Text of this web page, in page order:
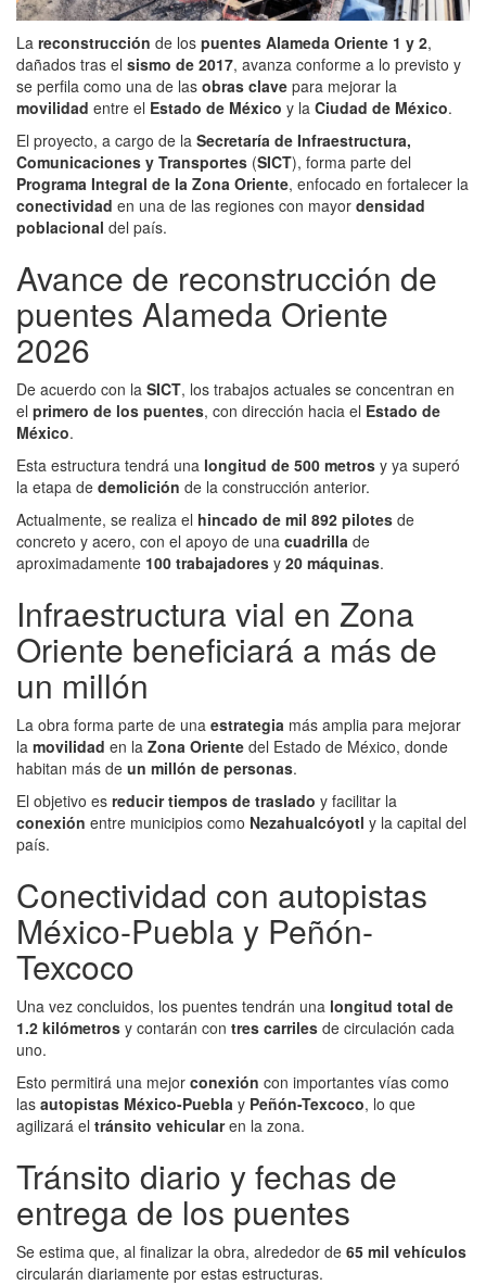
La reconstrucción de los puentes Alameda Oriente 1 y 2,
dañados tras el sismo de 2017, avanza conforme a lo previsto y
se perfila como una de las obras clave para mejorar la
movilidad entre el Estado de México y la Ciudad de México.
El proyecto, a cargo de la Secretaría de Infraestructura,
Comunicaciones y Transportes (SICT), forma parte del
Programa Integral de la Zona Oriente, enfocado en fortalecer la
conectividad en una de las regiones con mayor densidad
poblacional del país.
Avance de reconstrucción de
puentes Alameda Oriente
2026
De acuerdo con la SICT, los trabajos actuales se concentran en
el primero de los puentes, con dirección hacia el Estado de
México.
Esta estructura tendrá una longitud de 500 metros y ya superó
la etapa de demolición de la construcción anterior.
Actualmente, se realiza el hincado de mil 892 pilotes de
concreto y acero, con el apoyo de una cuadrilla de
aproximadamente 100 trabajadores y 20 máquinas.
Infraestructura vial en Zona
Oriente beneficiará a más de
un millón
La obra forma parte de una estrategia más amplia para mejorar
la movilidad en la Zona Oriente del Estado de México, donde
habitan más de un millón de personas.
El objetivo es reducir tiempos de traslado y facilitar la
conexión entre municipios como Nezahualcóyotl y la capital del
país.
Conectividad con autopistas
México-Puebla y Peñón-
Texcoco
Una vez concluidos, los puentes tendrán una longitud total de
1.2 kilómetros y contarán con tres carriles de circulación cada
uno.
Esto permitirá una mejor conexión con importantes vías como
las autopistas México-Puebla y Peñón-Texcoco, lo que
agilizará el tránsito vehicularen la zona.
Tránsito diario y fechas de
entrega de los puentes
Se estima que, al finalizar la obra, alrededor de 65 mil vehículos
circularán diariamente por estas estructuras.